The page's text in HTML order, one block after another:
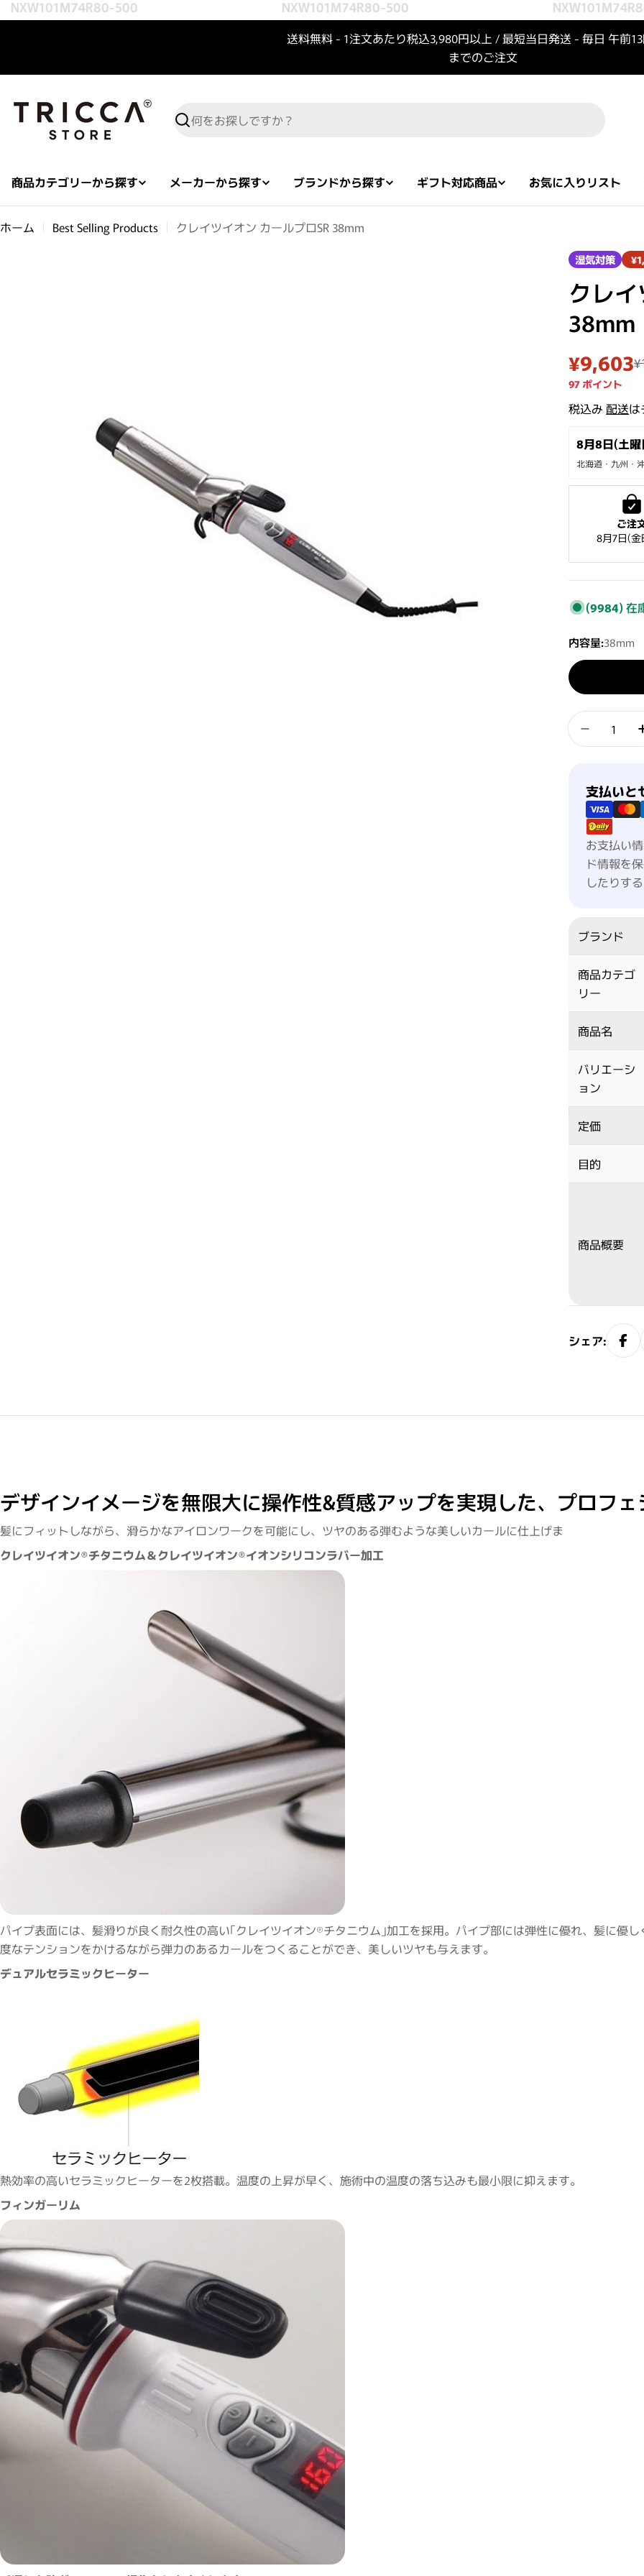
コンテンツへスキップ
NXW101M74R80-500 NXW101M74R80-500
送料無料 - 1注文あたり税込3,980円以上 / 最短当日発送 - 毎日 午前
までのご注文
検索
商品カテゴリーから探す メーカーから探す ブランドから探す ギフト対応商品 お気に入りリスト
ホーム Best Selling Products
クレイツイオン カールプロSR 38mm
湿気対策
クレ
38mm
セール
¥9,603
通常価
97ポイント
税込み配送は
8月8日(土
北海道・九州・
ご注
8月7日(金
(9984)在
内容量:38mm
数量
クレイ
支払いと
支払い方法
お支払い
ド情報を
したりす
ブランド
商品カテゴ
リー
商品名
バリエーシ
ョン
定価
目的
商品概要
シェア:
デザインイメージを無限大に操作性&質感アップを実現した、プロフ
髪にフィットしながら、滑らかなアイロンワークを可能にし、ツヤのある弾むような美しいカールに仕上げま
クレイツイオン®チタニウム＆クレイツイオン®イオンシリコンラバー加工
パイプ表面には、髪滑りが良く耐久性の高い｢クレイツイオン®チタニウム｣加工を採用。パイプ部には弾性に優れ、髪に優
度なテンションをかけるながら弾力のあるカールをつくることができ、美しいツヤも与えます。
デュアルセラミックヒーター
熱効率の高いセラミックヒーターを2枚搭載。温度の上昇が早く、施術中の温度の落ち込みも最小限に抑えます。
フィンガーリム